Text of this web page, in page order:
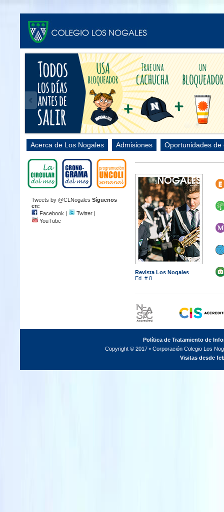
Acerca de Los Nogales Admisiones Oportunidades de
Tweets by @CLNogales Síguenos
en:
Facebook | Twitter |
YouTube
Revista Los Nogales
Ed. # 8
Política de Tratamiento de
Copyright © 2017 • Corporación Colegio Los
Visitas desde